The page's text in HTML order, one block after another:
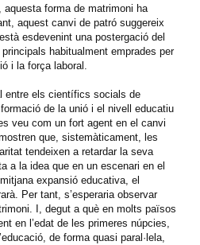
forma de matrimoni ha
aquest canvi de patró suggereix
esdevenint una postergació del
habitualment emprades per
i la força laboral.
entre els científics socials de
formació de la unió i el nivell educatiu
veu com un fort agent en el canvi
que, sistemàticament, les
tendeixen a retardar la seva
a la idea que en un escenari en el
expansió educativa, el
Per tant, s’esperaria observar
I, degut a què en molts països
en l’edat de les primeres núpcies,
de forma quasi paral·lela,